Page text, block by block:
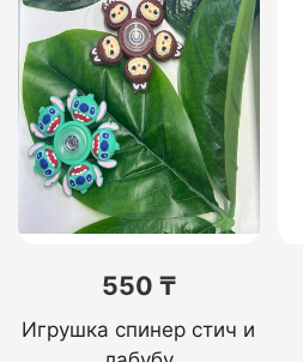
550 ₸
Игрушка спинер стич и